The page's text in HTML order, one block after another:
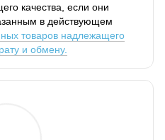
качества, если они
в действующем
товаров надлежащего
и обмену.